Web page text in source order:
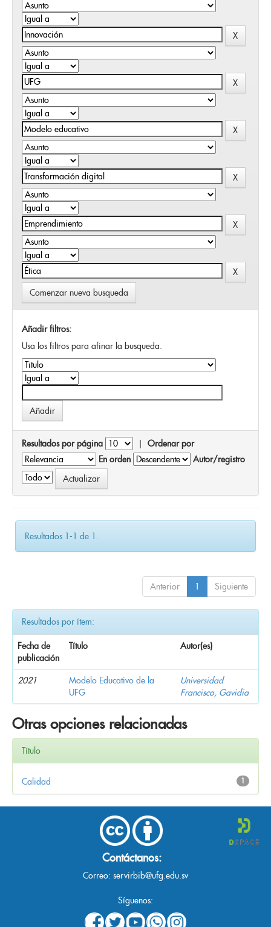
Comenzar nueva busqueda
Añadir filtros:
Usa los filtros para afinar la busqueda.
Resultados por página | Ordenar por
En orden
Autor/registro
Resultados 1-1 de 1.
Anterior 1 Siguiente
Resultados por ítem:
Fecha de
publicación
Título Autor(es)
2021
Modelo Educativo de la
UFG
Universidad
Francisco, Gavidia
Otras opciones relacionadas
Título
1
Calidad
Contáctanos:
Correo: servirbib@ufg.edu.sv
Síguenos: